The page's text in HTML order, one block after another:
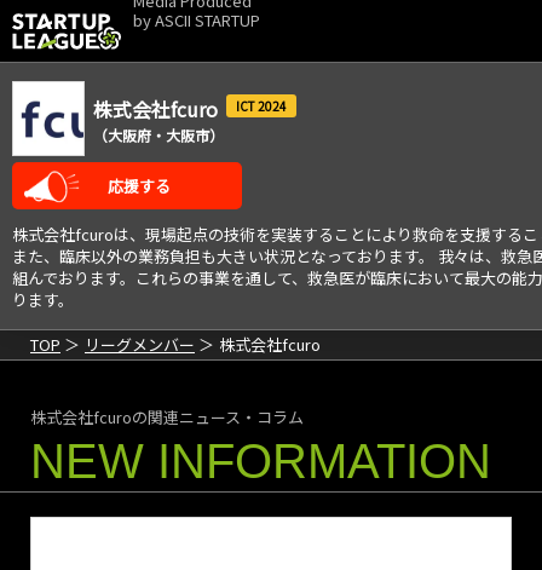
byASCII STARTUP
株式会社fcuro 2024
（大阪府・大阪市）
応援する
株式会社fcuroは、現場起点の技術を実装することにより救命を支援する
また、臨床以外の業務負担も大きい状況となっております。 我々は、救
組んでおります。これらの事業を通して、救急医が臨床において最大の
ります。
TOP
リーグメンバー 株式会社fcuro
株式会社fcuroの関連ニュース・コラム
NEW INFORMATION